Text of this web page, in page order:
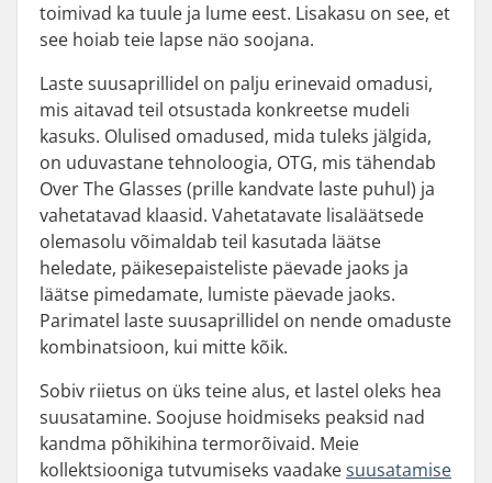
toimivad ka tuule ja lume eest. Lisakasu on see, et
see hoiab teie lapse näo soojana.
Laste suusaprillidel on palju erinevaid omadusi,
mis aitavad teil otsustada konkreetse mudeli
kasuks. Olulised omadused, mida tuleks jälgida,
on uduvastane tehnoloogia, OTG, mis tähendab
Over The Glasses (prille kandvate laste puhul) ja
vahetatavad klaasid. Vahetatavate lisaläätsede
olemasolu võimaldab teil kasutada läätse
heledate, päikesepaisteliste päevade jaoks ja
läätse pimedamate, lumiste päevade jaoks.
Parimatel laste suusaprillidel on nende omaduste
kombinatsioon, kui mitte kõik.
Sobiv riietus on üks teine alus, et lastel oleks hea
suusatamine. Soojuse hoidmiseks peaksid nad
kandma põhikihina termorõivaid. Meie
kollektsiooniga tutvumiseks vaadakesuusatamise